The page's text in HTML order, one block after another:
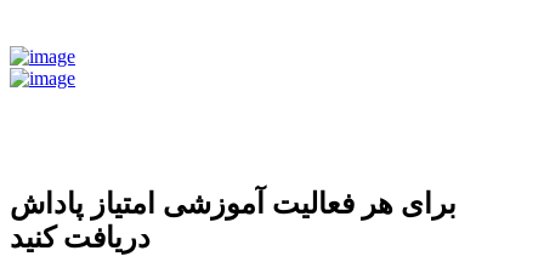
برای هر فعالیت آموزشی امتیاز پاداش
دریافت کنید